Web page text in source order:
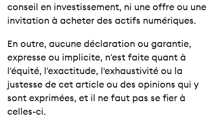
conseil en investissement, ni une offre ou une
invitation à acheter des actifs numériques.
En outre, aucune déclaration ou garantie,
expresse ou implicite, n'est faite quant à
l'équité, l'exactitude, l'exhaustivité ou la
justesse de cet article ou des opinions qui y
sont exprimées, et il ne faut pas se fier à
celles-ci.